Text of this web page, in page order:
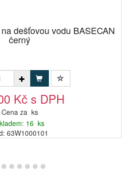
dešťovou vodu BASECAN
černý
Kč s DPH
Cena za ks
16 ks
63W1000101